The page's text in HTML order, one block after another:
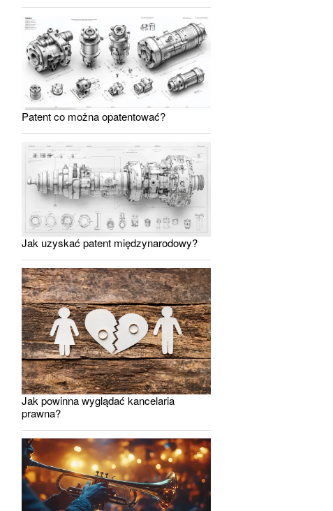
Patent co można opatentować?
Jak uzyskać patent międzynarodowy?
Jak powinna wyglądać kancelaria
prawna?